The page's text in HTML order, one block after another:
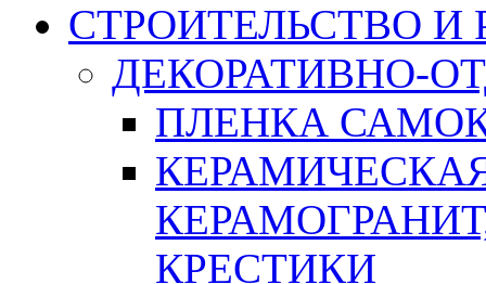
СТРОИТЕЛЬСТВО И
ДЕКОРАТИВНО-
ПЛЕНКА
КРЕСТИКИ